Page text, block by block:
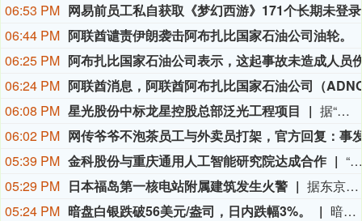
06:53 PM
06:44 PM 阿联酋谴责伊朗袭击阿布扎比国家石油公司油轮。
06:25 PM
06:24 PM
06:08 PM 星光股份中标龙星控股总部泛光工程项目
据“星光股份”公众号消息，近日，星光股份成功中标龙星控股总部泛光工程项目。
06:02 PM
05:39 PM 金科股份与重庆通用人工智能研究院达成合作
“金科股份”公众号消息，2026年8月，金科地产集团股份有限公司（简称“金科股份”）与重庆通用人工智能研究院在重庆正式签署全方位合作协议。双方将依托通用人工智能前沿技术，落地不动产全场景智慧解决方案，合力打造重庆“人工智能+不动产”产业标杆项目。
05:29 PM 日本福岛第一核电站附属建筑发生火警
据东京电力公司消息，当地时间8日15时35分左右，日本福岛第一核电站5号、6号机组服务建筑3、4层的火灾报警器发生启动。东京电力公司于当天16时01分向双叶消防本部报警。随后，消防部门赶赴现场确认，但未发现明火或冒烟。事件对核电站厂区设备没有造成影响，监测点以及厂区边界的尘埃监测仪等所测得的放射线量也未发现异常。（央视新闻）
05:24 PM 暗盘白银跌破56美元/盎司，日内跌幅3%。
暗盘白银跌破56美元/盎司，日内跌幅3%。